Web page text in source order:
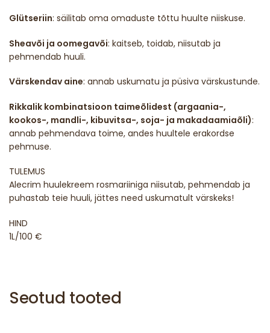
Glütseriin: säilitab oma omaduste tõttu huulte niiskuse.
Sheavõi ja oomegavõi: kaitseb, toidab, niisutab ja
pehmendab huuli.
Värskendav aine: annab uskumatu ja püsiva värskustunde.
Rikkalik kombinatsioon taimeõlidest (argaania-,
kookos-, mandli-, kibuvitsa-, soja- ja makadaamiaõli):
annab pehmendava toime, andes huultele erakordse
pehmuse.
TULEMUS
Alecrim huulekreem rosmariiniga niisutab, pehmendab ja
puhastab teie huuli, jättes need uskumatult värskeks!
HIND
1L/100 €
Seotud tooted